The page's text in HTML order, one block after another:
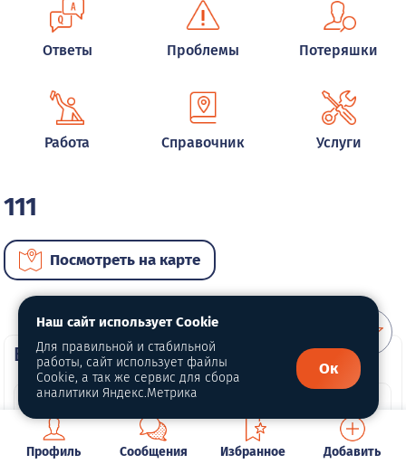
Ответы Проблемы Потеряшки
Работа Справочник Услуги
111
Посмотреть на карте
ВИП автомобили
Профиль Сообщения Избранное Добавить
Наш сайт использует Cookie
Для правильной и стабильной
работы, сайт использует файлы
Cookie, а так же сервис для сбора
аналитики Яндекс.Метрика
Ок